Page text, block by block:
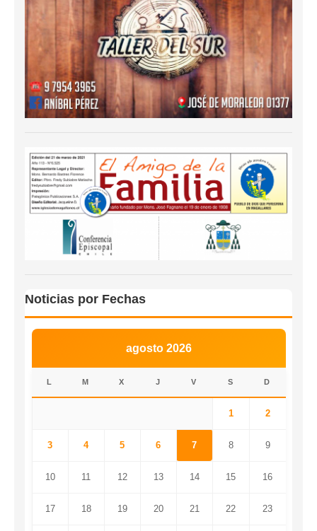
Noticias por Fechas
agosto 2026
L M X J V S D
1 2
3 4 5 6 7 8 9
10 11 12 13 14 15 16
17 18 19 20 21 22 23